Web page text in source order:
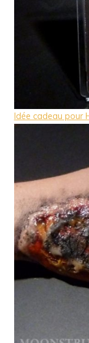
Idée cadeau pour